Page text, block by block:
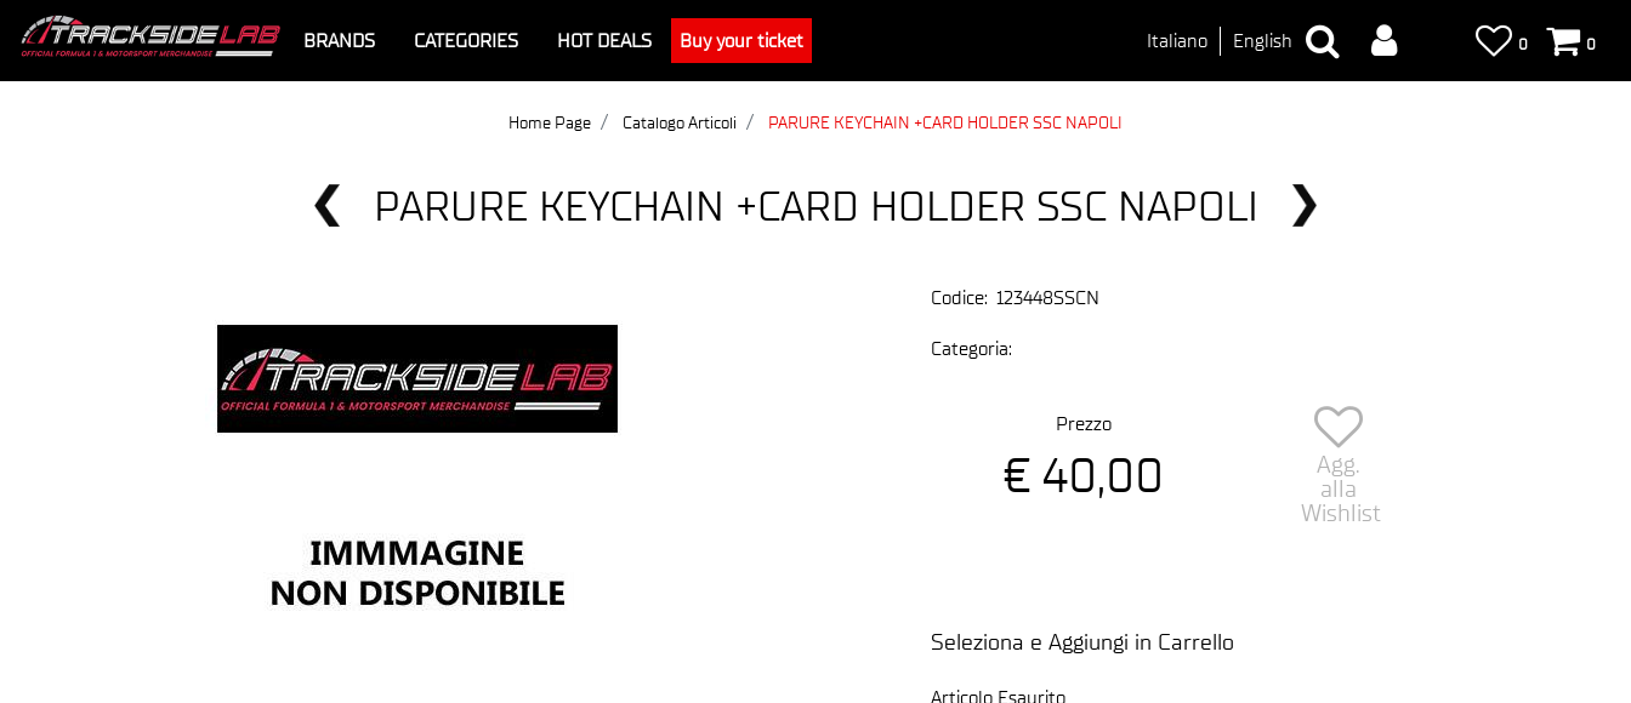
BRANDS CATEGORIES HOT DEALS Buy your ticket Italiano English 0 0
Home Page Catalogo Articoli PARURE KEYCHAIN +CARD HOLDER SSC NAPOLI
PARURE KEYCHAIN +CARD HOLDER SSC NAPOLI
Codice: 123448SSCN
Categoria:
Prezzo
€ 40,00
Agg.
alla
Wishlist
Seleziona e Aggiungi in Carrello
Articolo Esaurito